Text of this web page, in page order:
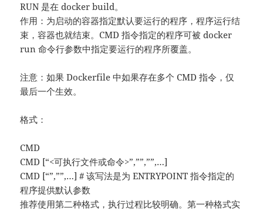
RUN 是在 docker build。
作用：为启动的容器指定默认要运行的程序，程序运行结
束，容器也就结束。CMD 指令指定的程序可被 docker
run 命令行参数中指定要运行的程序所覆盖。
注意：如果 Dockerfile 中如果存在多个 CMD 指令，仅
最后一个生效。
格式：
CMD
CMD [“<可执行文件或命令>”,””,””,…]
CMD [“”,””,…] # 该写法是为 ENTRYPOINT 指令指定的
程序提供默认参数
推荐使用第二种格式，执行过程比较明确。第一种格式实